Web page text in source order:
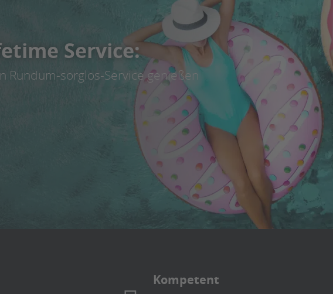
Service:
Rundum-sorglos-Service genießen
Kompetent